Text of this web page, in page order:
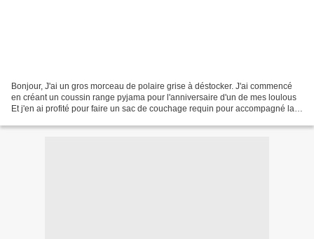
Bonjour, J'ai un gros morceau de polaire grise à déstocker. J'ai commencé
en créant un coussin range pyjama pour l'anniversaire d'un de mes loulous
Et j'en ai profité pour faire un sac de couchage requin pour accompagné la